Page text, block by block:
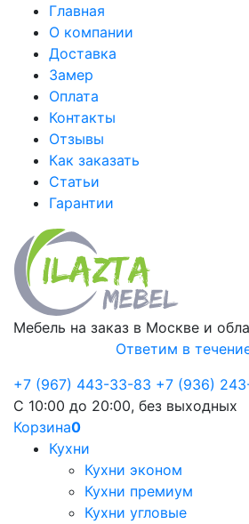
Главная
О компании
Доставка
Замер
Оплата
Контакты
Отзывы
Как заказать
Статьи
Гарантии
Мебель на заказ в Москве и
Ответим в
+7 (967) 443-33-83 +7 (936)
С 10:00 до 20:00, без выходных
Корзина0
Кухни
Кухни эконом
Кухни премиум
Кухни угловые